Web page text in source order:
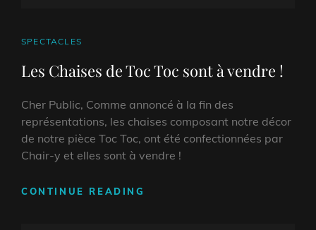
CAT
SPECTACLES
Les Chaises de Toc Toc sont à vendre !
Cher Public, Comme annoncé à la fin des
représentations, les chaises composant notre décor
de notre pièce Toc Toc, ont été confectionnées par
Chair-y et elles sont à vendre !
CONTINUE READING